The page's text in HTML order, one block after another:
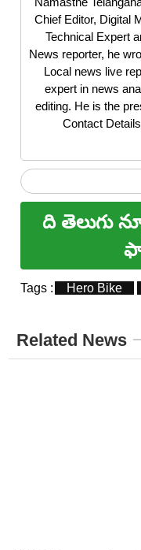
Chief Editor, Digital
Technical Expert
News reporter, he
Local news live
expert in news
editing. He is the
Contact
ది తెలుగు
Tags : Hero Bike
Related News